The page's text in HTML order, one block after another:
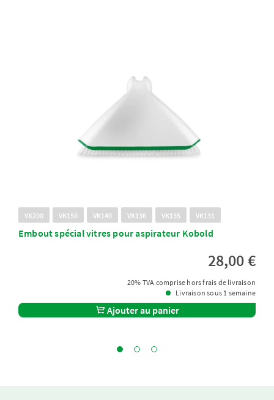
VK200 VK150 VK140 VK136 VK135 VK131
Embout spécial vitres pour aspirateur Kobold
28,00 €
20% TVA comprise hors frais de livraison
Livraison sous 1 semaine
Ajouter au panier